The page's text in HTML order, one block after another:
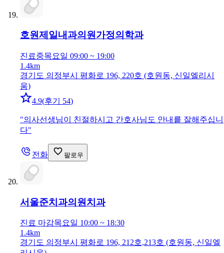
호원제일내과의원가정의학과
진료중목요일 09:00 ~ 19:00
1.4km
경기도 의정부시 평화로 196, 220호 (호원동, 신일엘리시
움)
4.9(후기 54)
"의사선생님이 친절하시고 간호사님도 안내릍 잘해주십니
다"
전화 팔로우
서울준치과의원 치과
진료 마감목요일 10:00 ~ 18:30
1.4km
경기도 의정부시 평화로 196, 212호,213호 (호원동, 신일엘